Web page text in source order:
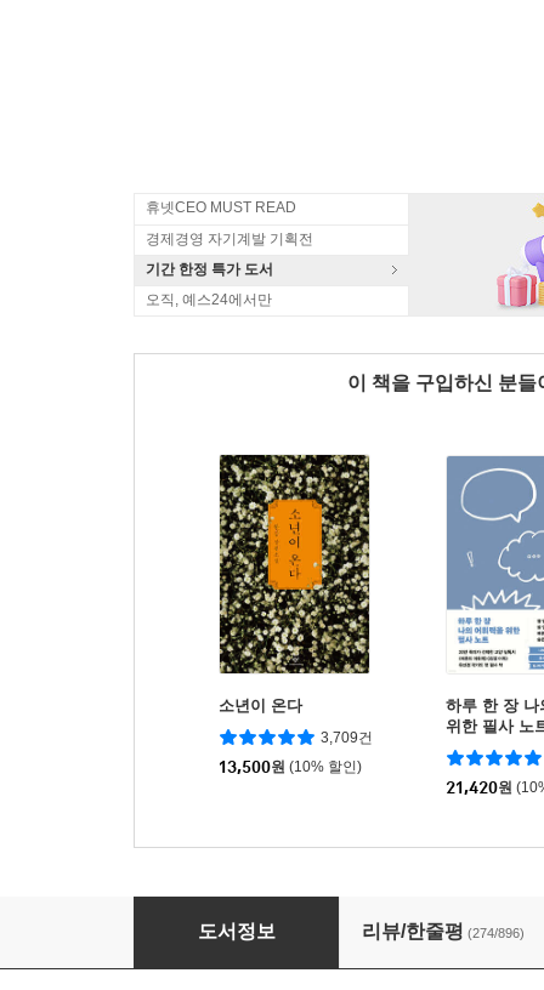
휴넷CEO MUST READ
경제경영 자기계발 기획전
기간 한정 특가 도서
오직, 예스24에서만
이 책을 구입하신 분
소년이 온다
3,709건
13,500원 (10% 할인)
하루 한 장 나
위한 필사 노
21,420원
신경 끄기의 기술
도서정보 리뷰/한줄평 (274/896)